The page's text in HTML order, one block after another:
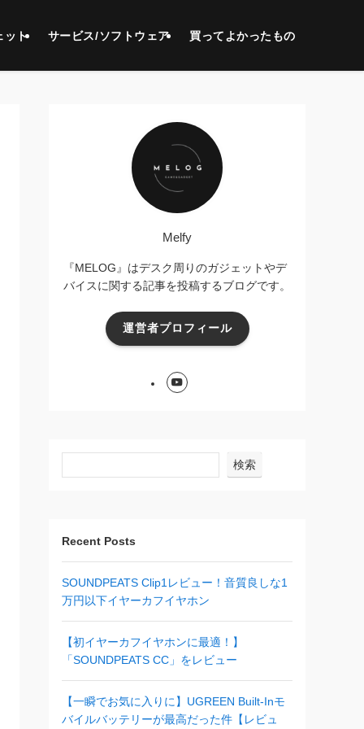
ット サービス/ソフトウェア 買ってよかったもの
Melfy
『MELOG』はデスク周りのガジェットやデ
バイスに関する記事を投稿するブログです。
運営者プロフィール
検索
Recent Posts
SOUNDPEATS Clip1レビュー！音質良しな1
万円以下イヤーカフイヤホン
【初イヤーカフイヤホンに最適！】
「SOUNDPEATS CC」をレビュー
【一瞬でお気に入りに】UGREEN Built-Inモ
バイルバッテリーが最高だった件【レビュ